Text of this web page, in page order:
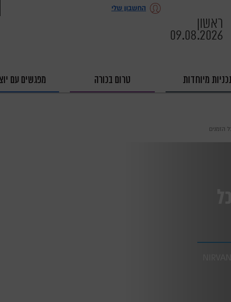
ראשון
09.08.2026
החשבון שלי
מיוחדות טרום בכורה מפגשים עם
הזמנים